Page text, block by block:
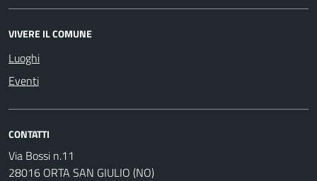
VIVERE IL COMUNE
Luoghi
Eventi
CONTATTI
Via Bossi n.11
28016 ORTA SAN GIULIO (NO)